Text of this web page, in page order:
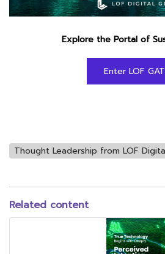
Explore the Portal of
Enter LOF
Thought Leadership from LOF
Related content